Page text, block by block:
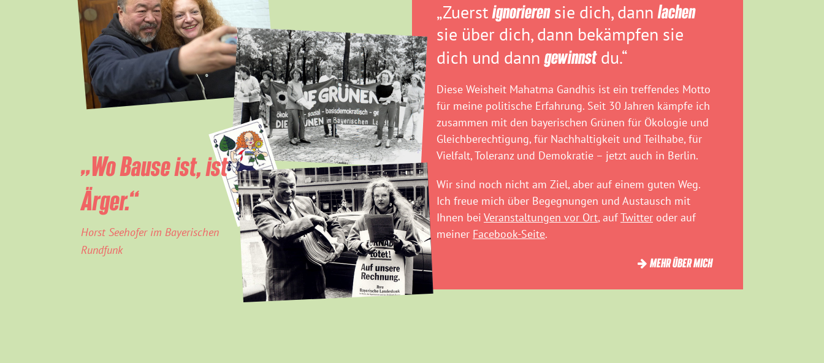
„Zuerstignorierensie dich, dannlachen
sie über dich, dann bekämpfen sie
dich und dann gewinnstdu.“
Diese Weisheit Mahatma Gandhis ist ein treffendes Motto
für meine politische Erfahrung. Seit 30 Jahren kämpfe ich
zusammen mit den bayerischen Grünen für Ökologie und
Gleichberechtigung, für Nachhaltigkeit und Teilhabe, für
Vielfalt, Toleranz und Demokratie – jetzt auch in Berlin.
Wir sind noch nicht am Ziel, aber auf einem guten Weg.
Ich freue mich über Begegnungen und Austausch mit
Ihnen bei Veranstaltungen vor Ort, aufTwitter oder auf
meiner Facebook-Seite.
MEHR ÜBER MICH
„Wo Bause ist, ist
Ärger.“
Horst Seehofer im Bayerischen
Rundfunk